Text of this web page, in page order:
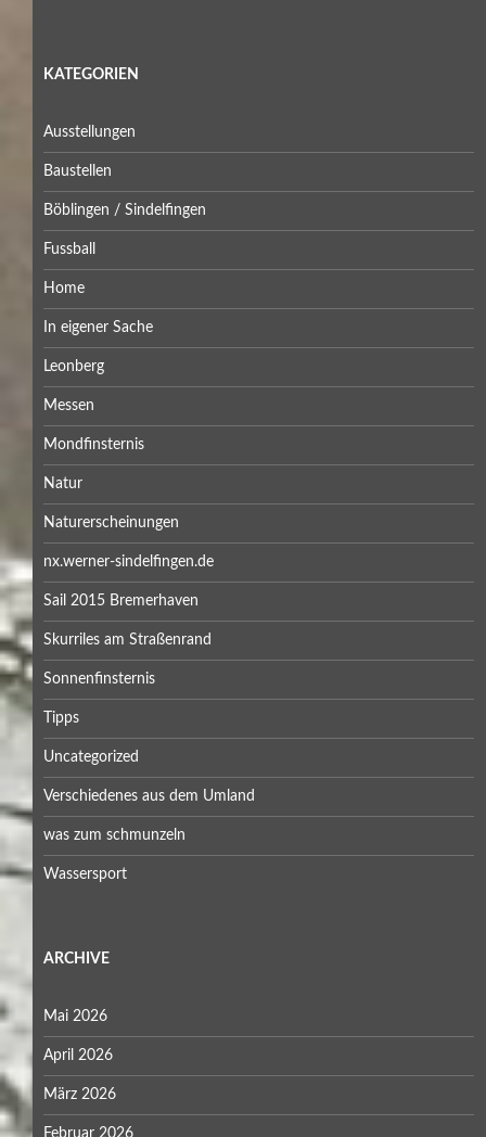
KATEGORIEN
Ausstellungen
Baustellen
Böblingen / Sindelfingen
Fussball
Home
In eigener Sache
Leonberg
Messen
Mondfinsternis
Natur
Naturerscheinungen
nx.werner-sindelfingen.de
Sail 2015 Bremerhaven
Skurriles am Straßenrand
Sonnenfinsternis
Tipps
Uncategorized
Verschiedenes aus dem Umland
was zum schmunzeln
Wassersport
ARCHIVE
Mai 2026
April 2026
März 2026
Februar 2026